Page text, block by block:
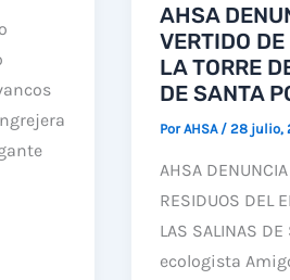
AHSA
VERTIDO
LA TORRE
DE SANTA
PorAHSA / 28 julio,
AHSA
RESIDUOS DEL
LAS SALINAS
ecologista